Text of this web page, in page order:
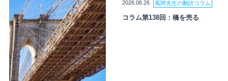
2026.06.26 風間先生の翻訳コラム
コラム第138回：橋を売る